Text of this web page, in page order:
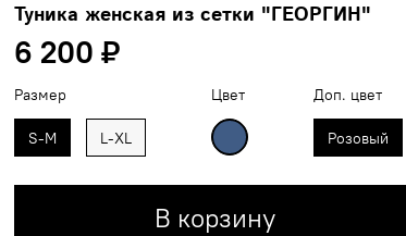
Туника женская из сетки "ГЕОРГИН"
6 200 ₽
В корзину
Размер
S-M L-XL
Цвет Доп. цвет
Розовый